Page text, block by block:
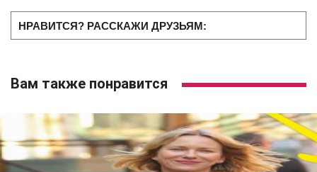
НРАВИТСЯ? РАССКАЖИ ДРУЗЬЯМ:
Вам также понравится